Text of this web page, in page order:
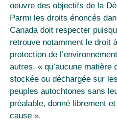
oeuvre des objectifs de la
Parmi les droits énoncés
Canada doit respecter
retrouve notamment le droit
protection de
autres, « qu’aucune matière
stockée ou déchargée sur
peuples autochtones sans
préalable, donné librement
cause ».